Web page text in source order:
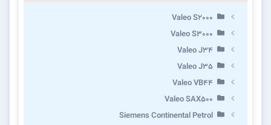
Valeo S2000
Valeo S3000
Valeo J34
Valeo J35
Valeo VB44
Valeo SAX500
Siemens Continental Petrol